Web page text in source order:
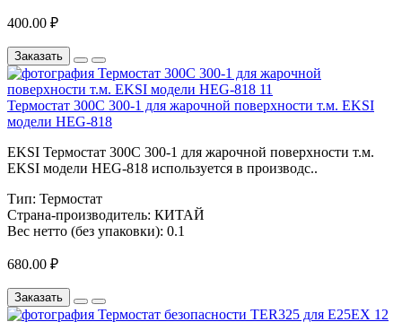
400.00 ₽
Заказать
Термостат 300C 300-1 для жарочной поверхности т.м. EKSI
модели HEG-818
EKSI Термостат 300C 300-1 для жарочной поверхности т.м.
EKSI модели HEG-818 используется в производс..
Тип: Термостат
Страна-производитель: КИТАЙ
Вес нетто (без упаковки): 0.1
680.00 ₽
Заказать